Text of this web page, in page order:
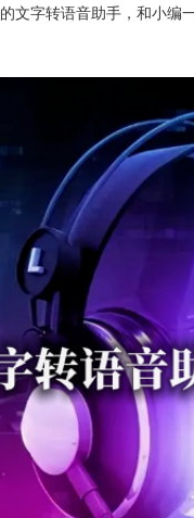
文字转语音助手，和小编